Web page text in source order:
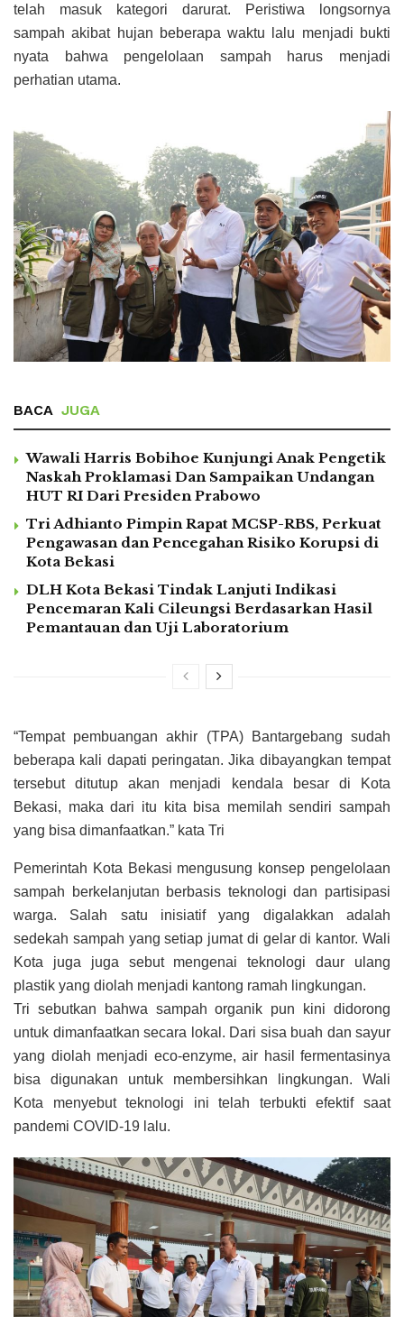
telah masuk kategori darurat. Peristiwa longsornya
sampah akibat hujan beberapa waktu lalu menjadi bukti
nyata bahwa pengelolaan sampah harus menjadi
perhatian utama.
BACA JUGA
Wawali Harris Bobihoe Kunjungi Anak Pengetik
Naskah Proklamasi Dan Sampaikan Undangan
HUT RI Dari Presiden Prabowo
Tri Adhianto Pimpin Rapat MCSP-RBS, Perkuat
Pengawasan dan Pencegahan Risiko Korupsi di
Kota Bekasi
DLH Kota Bekasi Tindak Lanjuti Indikasi
Pencemaran Kali Cileungsi Berdasarkan Hasil
Pemantauan dan Uji Laboratorium
“Tempat pembuangan akhir (TPA) Bantargebang sudah
beberapa kali dapati peringatan. Jika dibayangkan tempat
tersebut ditutup akan menjadi kendala besar di Kota
Bekasi, maka dari itu kita bisa memilah sendiri sampah
yang bisa dimanfaatkan.” kata Tri
Pemerintah Kota Bekasi mengusung konsep pengelolaan
sampah berkelanjutan berbasis teknologi dan partisipasi
warga. Salah satu inisiatif yang digalakkan adalah
sedekah sampah yang setiap jumat di gelar di kantor. Wali
Kota juga juga sebut mengenai teknologi daur ulang
plastik yang diolah menjadi kantong ramah lingkungan.
Tri sebutkan bahwa sampah organik pun kini didorong
untuk dimanfaatkan secara lokal. Dari sisa buah dan sayur
yang diolah menjadi eco-enzyme, air hasil fermentasinya
bisa digunakan untuk membersihkan lingkungan. Wali
Kota menyebut teknologi ini telah terbukti efektif saat
pandemi COVID-19 lalu.